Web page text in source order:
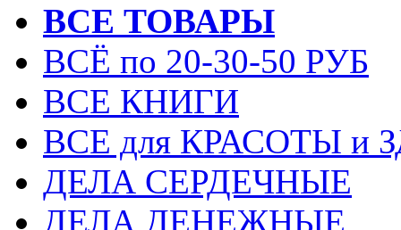
ВСЕ ТОВАРЫ
ВСЁ по 20-30-50 РУБ
ВСЕ КНИГИ
ВСЕ для КРАСОТЫ и
ДЕЛА СЕРДЕЧНЫЕ
ДЕЛА ДЕНЕЖНЫЕ